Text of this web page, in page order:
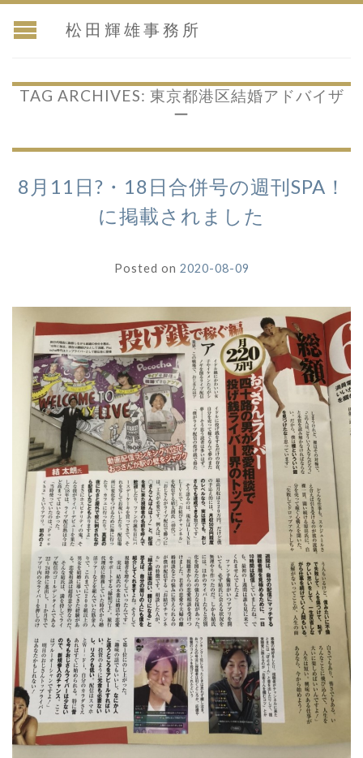
松田輝雄事務所
TAG ARCHIVES: 東京都港区結婚アドバイザ
ー
8月11日?・18日合併号の週刊SPA！
に掲載されました
Posted on 2020-08-09